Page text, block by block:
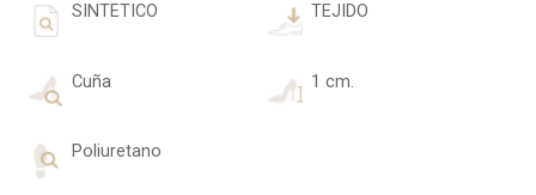
SINTETICO TEJIDO
Cuña 1 cm.
Poliuretano